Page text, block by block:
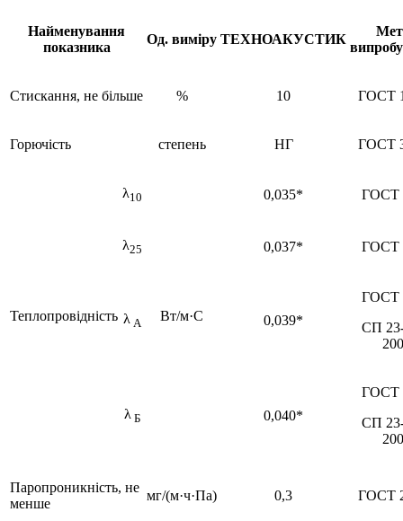
Найменування
показника
Од. виміру ТЕХНОАКУСТИК
Стискання, не більше % 10 ГОСТ
Горючість степень НГ ГОСТ
Теплопровідність
λ10
Вт/м·С
0,035* ГОСТ
λ25 0,037* ГОСТ
λ А 0,039*
ГОСТ
СП
λ Б 0,040*
ГОСТ
СП
Паропроникність, не
менше
мг/(м·ч·Па) 0,3 ГОСТ